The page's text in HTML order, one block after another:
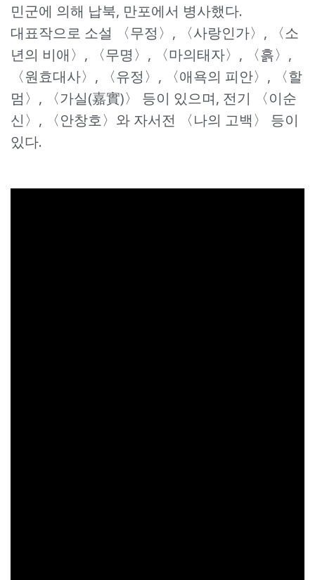
민군에 의해 납북, 만포에서 병사했다.
대표작으로 소설 〈무정〉, 〈사랑인가〉, 〈소
년의 비애〉, 〈무명〉, 〈마의태자〉, 〈흙〉,
〈원효대사〉, 〈유정〉, 〈애욕의 피안〉, 〈할
멈〉, 〈가실(嘉實)〉 등이 있으며, 전기 〈이순
신〉, 〈안창호〉와 자서전 〈나의 고백〉 등이
있다.